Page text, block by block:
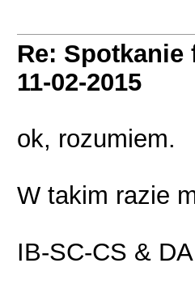
Re: Spotkanie
11-02-2015
ok, rozumiem.
W takim razie
IB-SC-CS &